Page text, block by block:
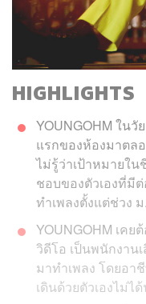
HIGHLIGHTS
YOUNGOHM ในวั
แรกของห้องมาตล
ไม่รู้ว่าเป้าหมายใ
ชอบของตัวเองที่มี
ทำเพลงตั้งแต่ช่วง
YOUNGOHM เค
วิดีโอ เป็นพนักงาน
มาทำเพลง โดยอา
เดินด้วยตัวเองไม่